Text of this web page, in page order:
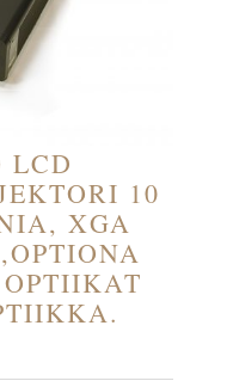
LCD
10
XGA